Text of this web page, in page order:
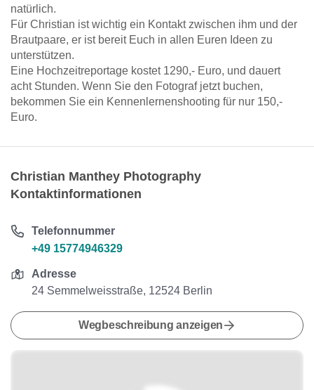
natürlich.
Für Christian ist wichtig ein Kontakt zwischen ihm und der
Brautpaare, er ist bereit Euch in allen Euren Ideen zu
unterstützen.
Eine Hochzeitreportage kostet 1290,- Euro, und dauert
acht Stunden. Wenn Sie den Fotograf jetzt buchen,
bekommen Sie ein Kennenlernenshooting für nur 150,-
Euro.
Christian Manthey Photography
Kontaktinformationen
Telefonnummer
+49 15774946329
Adresse
24 Semmelweisstraße, 12524 Berlin
Wegbeschreibung anzeigen